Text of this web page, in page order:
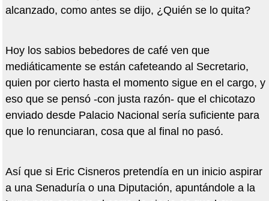
alcanzado, como antes se dijo, ¿Quién se lo quita?
Hoy los sabios bebedores de café ven que
mediáticamente se están cafeteando al Secretario,
quien por cierto hasta el momento sigue en el cargo, y
eso que se pensó -con justa razón- que el chicotazo
enviado desde Palacio Nacional sería suficiente para
que lo renunciaran, cosa que al final no pasó.
Así que si Eric Cisneros pretendía en un inicio aspirar
a una Senaduría o una Diputación, apuntándole a la